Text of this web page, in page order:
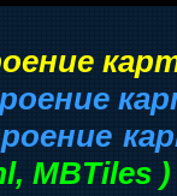
MBTiles )